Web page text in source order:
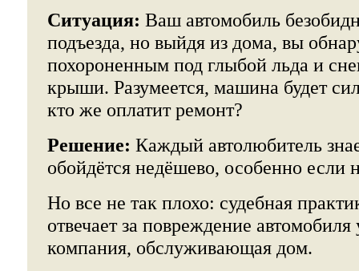
Ситуация: Ваш автомобиль
подъезда, но выйдя из дома, вы
похороненным под глыбой льда и
крыши. Разумеется, машина будет
кто же оплатит ремонт?
Решение: Каждый автолюбитель
обойдётся недёшево, особенно
Но все не так плохо: судебная
отвечает за повреждение
компания, обслуживающая дом.